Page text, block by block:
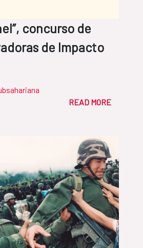
concurso de
de Impacto
READ MORE